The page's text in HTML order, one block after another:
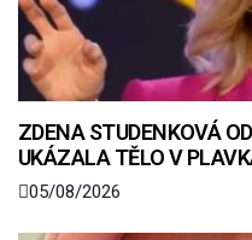
ZDENA STUDENKOVÁ
UKÁZALA TĚLO V
05/08/2026